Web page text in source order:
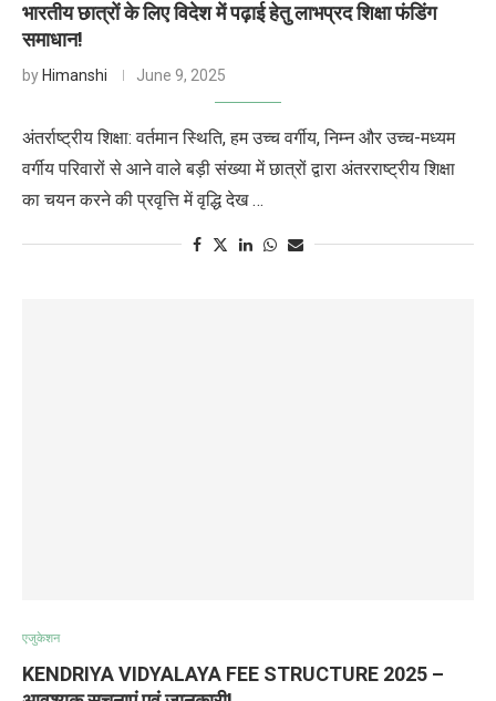
भारतीय छात्रों के लिए विदेश में पढ़ाई हेतु लाभप्रद शिक्षा फंडिंग
समाधान!
by Himanshi June 9, 2025
अंतर्राष्ट्रीय शिक्षा: वर्तमान स्थिति, हम उच्च वर्गीय, निम्न और उच्च-मध्यम
वर्गीय परिवारों से आने वाले बड़ी संख्या में छात्रों द्वारा अंतरराष्ट्रीय शिक्षा
का चयन करने की प्रवृत्ति में वृद्धि देख …
एजुकेशन
KENDRIYA VIDYALAYA FEE STRUCTURE 2025 –